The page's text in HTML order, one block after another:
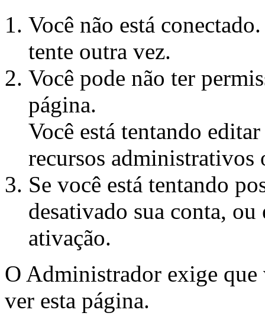
Você não está
tente outra vez.
Você pode não ter
página.
Você está tentando
recursos
Se você está tentando
desativado sua conta, ou
ativação.
O Administrador exige que
ver esta página.